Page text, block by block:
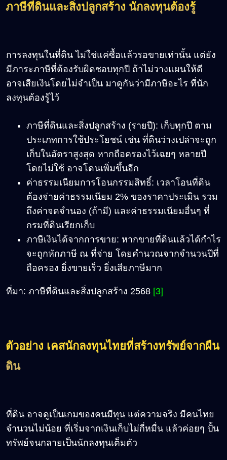
ภาษีที่ดินและสิ่งปลูกสร้าง นักลงทุนต้องรู้
การลงทุนในที่ดิน ไม่ใช่แค่ซื้อแล้วรอขายเท่านั้น แต่ยัง
มีภาระภาษีที่ต้องรับผิดชอบทุกปี ถ้าไม่วางแผนให้ดี
อาจเสียเงินโดยไม่จำเป็น มาดูกันว่ามีภาษีอะไร ที่นัก
ลงทุนต้องรู้ไว้
ภาษีที่ดินและสิ่งปลูกสร้าง (รายปี): เก็บทุกปี ตาม
ประเภทการใช้ประโยชน์ เช่น ที่ดินว่างเปล่าจะถูก
เก็บในอัตราสูงสุด หากถือครองไว้เฉยๆ หลายปี
โดยไม่ใช้ อาจโดนเพิ่มขึ้นอีก
ค่าธรรมเนียมการโอนกรรมสิทธิ์: เวลาโอนที่ดิน
ต้องจ่ายค่าธรรมเนียม 2% ของราคาประเมิน รวม
ถึงค่าจดจำนอง (ถ้ามี) และค่าธรรมเนียมอื่นๆ ที่
กรมที่ดินเรียกเก็บ
ภาษีเงินได้จากการขาย: หากขายที่ดินแล้วได้กำไร
จะถูกหักภาษี ณ ที่จ่าย โดยคำนวณจากจำนวนปีที่
ถือครอง ยิ่งขายเร็ว ยิ่งเสียภาษีมาก
ที่มา: ภาษีที่ดินและสิ่งปลูกสร้าง 2568 [3]
ตัวอย่าง เคสนักลงทุนไทยที่สร้างทรัพย์จากผืน
ดิน
ที่ดิน อาจดูเป็นเกมของคนมีทุน แต่ความจริง มีคนไทย
จำนวนไม่น้อย ที่เริ่มจากเงินเก็บไม่กี่หมื่น แล้วค่อยๆ ปั้น
ทรัพย์จนกลายเป็นนักลงทุนเต็มตัว